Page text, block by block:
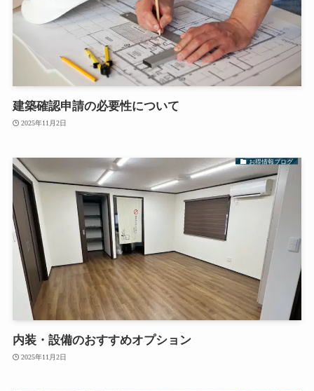
建築確認申請の必要性について
2025年11月2日
お得情報ブログ
内装・設備のおすすめオプション
2025年11月2日